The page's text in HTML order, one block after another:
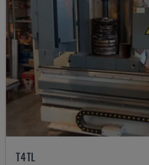
T4TL